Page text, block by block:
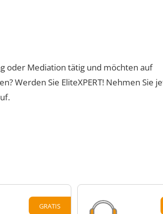
oder Mediation tätig und möchten auf
Werden Sie EliteXPERT! Nehmen Sie
GRATIS